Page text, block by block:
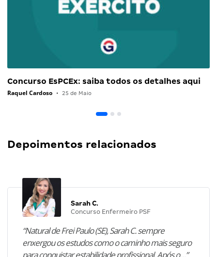
Concurso EsPCEx: saiba todos os detalhes aqui
Raquel Cardoso • 25 de Maio
Depoimentos relacionados
Sarah C.
Concurso Enfermeiro PSF
“Natural de Frei Paulo (SE), Sarah C. sempre
enxergou os estudos como o caminho mais seguro